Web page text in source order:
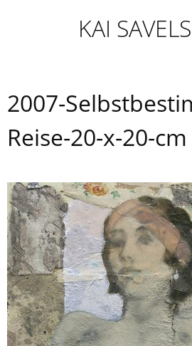
KAI
2007-
Reise-20-x-20-cm